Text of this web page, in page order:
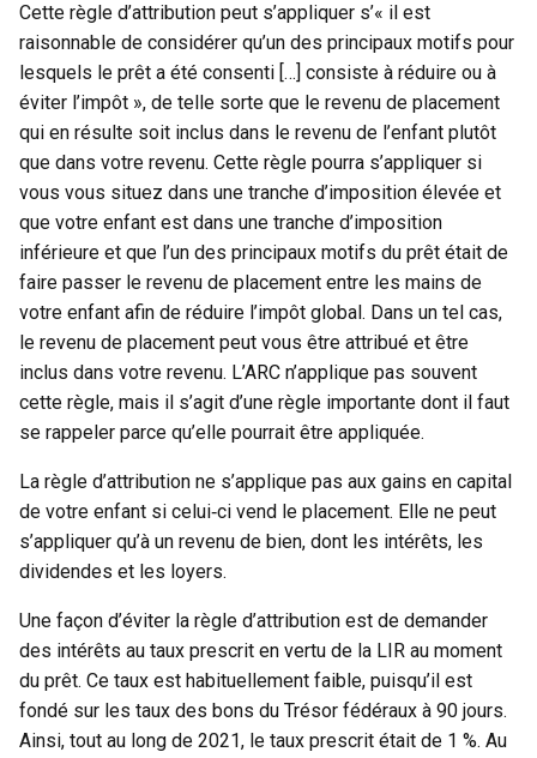
Cette règle d’attribution peut s’appliquer s’« il est
raisonnable de considérer qu’un des principaux motifs pour
lesquels le prêt a été consenti […] consiste à réduire ou à
éviter l’impôt », de telle sorte que le revenu de placement
qui en résulte soit inclus dans le revenu de l’enfant plutôt
que dans votre revenu. Cette règle pourra s’appliquer si
vous vous situez dans une tranche d’imposition élevée et
que votre enfant est dans une tranche d’imposition
inférieure et que l’un des principaux motifs du prêt était de
faire passer le revenu de placement entre les mains de
votre enfant afin de réduire l’impôt global. Dans un tel cas,
le revenu de placement peut vous être attribué et être
inclus dans votre revenu. L’ARC n’applique pas souvent
cette règle, mais il s’agit d’une règle importante dont il faut
se rappeler parce qu’elle pourrait être appliquée.
La règle d’attribution ne s’applique pas aux gains en capital
de votre enfant si celui‑ci vend le placement. Elle ne peut
s’appliquer qu’à un revenu de bien, dont les intérêts, les
dividendes et les loyers.
Une façon d’éviter la règle d’attribution est de demander
des intérêts au taux prescrit en vertu de la LIR au moment
du prêt. Ce taux est habituellement faible, puisqu’il est
fondé sur les taux des bons du Trésor fédéraux à 90 jours.
Ainsi, tout au long de 2021, le taux prescrit était de 1 %. Au